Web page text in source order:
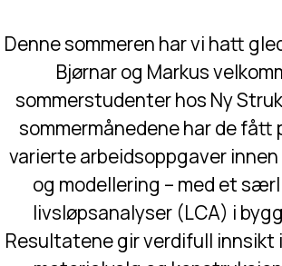
Denne sommeren har vi hatt
Bjørnar og Markus
sommerstudenter hos Ny
sommermånedene har de fått
varierte arbeidsoppgaver
og modellering – med et
livsløpsanalyser (LCA) i
Resultatene gir verdifull innsikt